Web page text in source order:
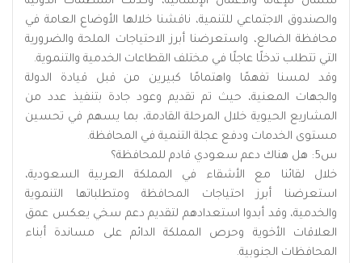
والصندوق الاجتماعي للتنمية، ناقشنا خلالها الأوضاع العامة في
محافظة الضالع، واستعرضنا أبرز الاحتياجات الملحة والضرورية
التي تتطلب تدخلًا عاجلًا في مختلف القطاعات الخدمية والتنموية.
وقد لمسنا تفهمًا واهتمامًا كبيرين من قبل قيادة الدولة
والجهات المعنية، حيث تم تقديم وعود جادة بتنفيذ عدد من
المشاريع الحيوية خلال المرحلة القادمة، بما يسهم في تحسين
مستوى الخدمات ودفع عجلة التنمية في المحافظة.
س5: هل هناك دعم سعودي قادم للمحافظة؟
خلال لقائنا مع الأشقاء في المملكة العربية السعودية،
استعرضنا أبرز احتياجات المحافظة ومتطلباتها التنموية
والخدمية، وقد أبدوا استعدادهم لتقديم دعم سخي يعكس عمق
العلاقات الأخوية وحرص المملكة الدائم على مساندة أبناء
المحافظات الجنوبية.